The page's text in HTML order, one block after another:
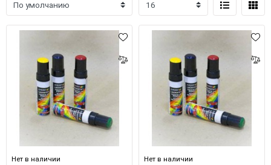
Нет в наличии Нет в наличии